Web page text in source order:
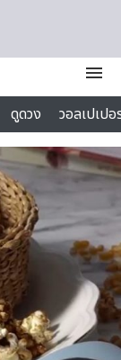
menu
ดูดวง
วอลเปเป